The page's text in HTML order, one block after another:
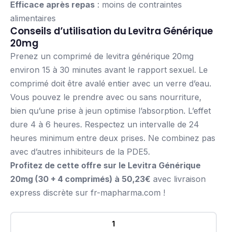
Efficace après repas : moins de contraintes
alimentaires
Conseils d’utilisation du Levitra Générique
20mg
Prenez un comprimé de levitra générique 20mg
environ 15 à 30 minutes avant le rapport sexuel. Le
comprimé doit être avalé entier avec un verre d’eau.
Vous pouvez le prendre avec ou sans nourriture,
bien qu’une prise à jeun optimise l’absorption. L’effet
dure 4 à 6 heures. Respectez un intervalle de 24
heures minimum entre deux prises. Ne combinez pas
avec d’autres inhibiteurs de la PDE5.
Profitez de cette offre sur le Levitra Générique
20mg (30 + 4 comprimés) à 50,23€ avec livraison
express discrète sur fr-mapharma.com !